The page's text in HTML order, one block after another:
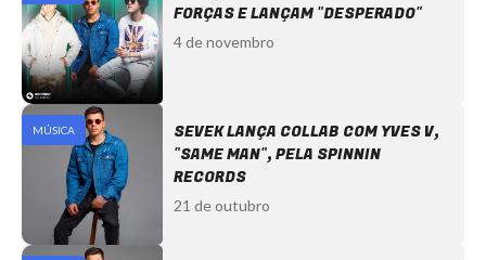
FORÇAS E LANÇAM "DESPERADO"
4 de novembro
MÚSICA
SEVEK LANÇA COLLAB COM YVES V,
"SAME MAN", PELA SPINNIN
RECORDS
21 de outubro